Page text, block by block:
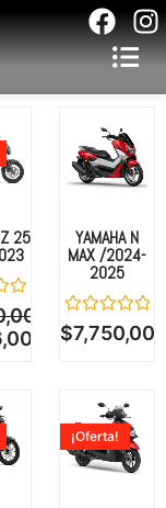
F
a
b
o
o
I
n
r
25 YAMAHA N
MAX /2024-
2025
Valorado
con
$
¡Oferta!